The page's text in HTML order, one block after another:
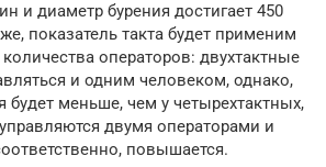
и диаметр бурения достигает 450
показатель такта будет применим
операторов: двухтактные
и одним человеком, однако,
будет меньше, чем у четырехтактных,
двумя операторами и
повышается.